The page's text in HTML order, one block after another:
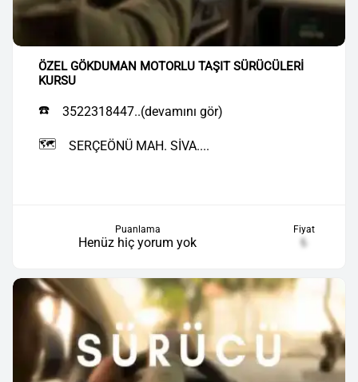
ÖZEL GÖKDUMAN MOTORLU TAŞIT SÜRÜCÜLERİ
KURSU
☎️ 3522318447..(devamını gör)
🗺️ SERÇEÖNÜ MAH. SİVA....
Puanlama
Henüz hiç yorum yok
Fiyat
₺